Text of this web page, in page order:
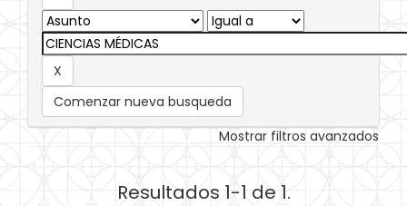
Comenzar nueva busqueda
Mostrar filtros avanzados
Resultados 1-1 de 1.